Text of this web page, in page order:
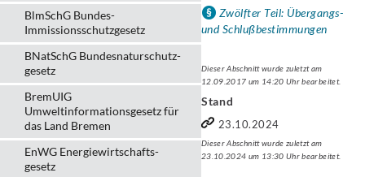
BlmSchG Bundes-
Immissionsschutz­gesetz
BNatSchG Bundesnaturschutz-
gesetz
BremUIG
Umweltinformationsgesetz für
das Land Bremen
EnWG Energiewirtschafts-
gesetz
Zwölfter Teil: Übergangs-
und Schlußbestimmungen
Dieser Abschnitt wurde zuletzt am
12.09.2017 um 14:20 Uhr bearbeitet.
Stand
23.10.2024
Dieser Abschnitt wurde zuletzt am
23.10.2024 um 13:30 Uhr bearbeitet.